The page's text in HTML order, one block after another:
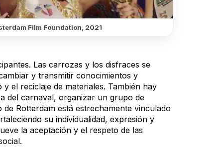
Film Foundation, 2021
Las carrozas y los disfraces se
y transmitir conocimientos y
el reciclaje de materiales. También hay
del carnaval, organizar un grupo de
Rotterdam está estrechamente vinculado
su individualidad, expresión y
la aceptación y el respeto de las